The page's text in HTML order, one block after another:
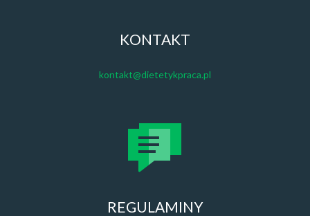
KONTAKT
kontakt@dietetykpraca.pl
REGULAMINY